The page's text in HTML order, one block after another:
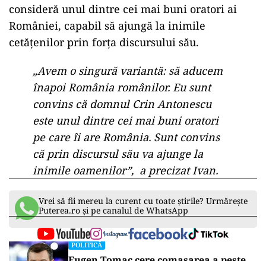
consideră unul dintre cei mai buni oratori ai
României, capabil să ajungă la inimile
cetățenilor prin forța discursului său.
„Avem o singură variantă: să aducem
înapoi România românilor. Eu sunt
convins că domnul Crin Antonescu
este unul dintre cei mai buni oratori
pe care îi are România. Sunt convins
că prin discursul său va ajunge la
inimile oamenilor”, a precizat Ivan.
Vrei să fii mereu la curent cu toate știrile? Urmărește
Puterea.ro și pe canalul de WhatsApp
POLITICĂ